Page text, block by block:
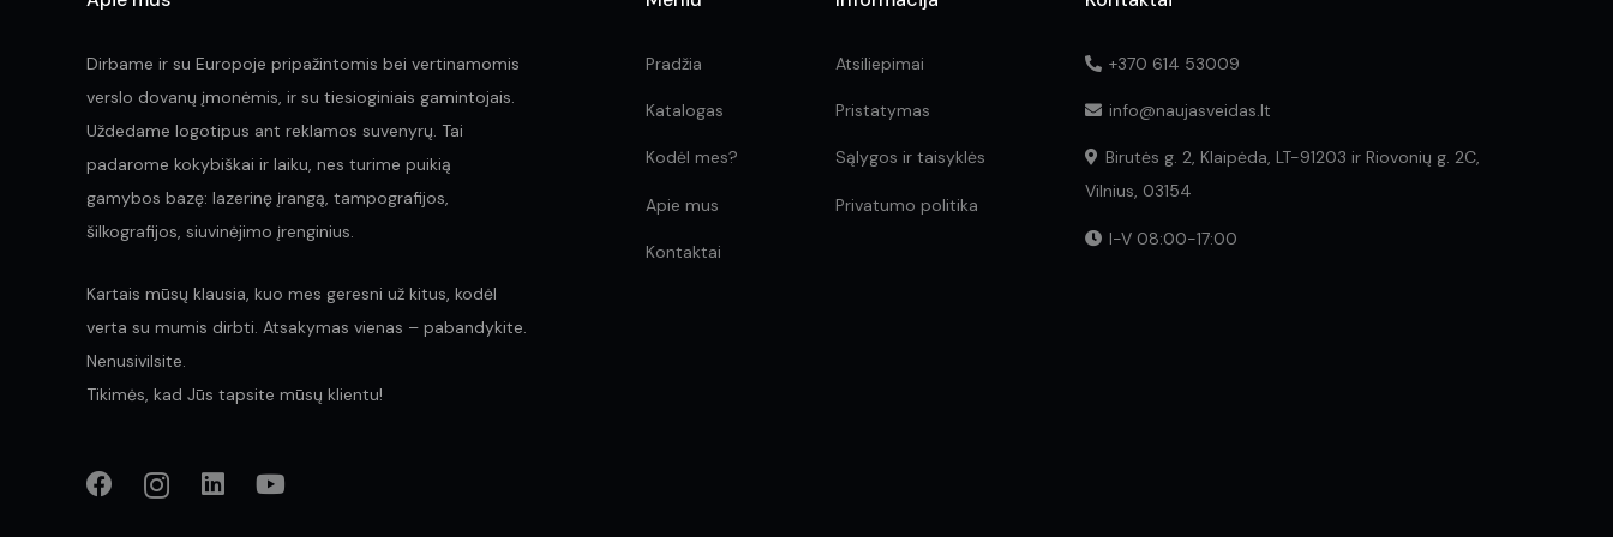
Dirbame ir su Europoje pripažintomis bei vertinamomis
verslo dovanų įmonėmis, ir su tiesioginiais gamintojais.
Uždedame logotipus ant reklamos suvenyrų. Tai
padarome kokybiškai ir laiku, nes turime puikią
gamybos bazę: lazerinę įrangą, tampografijos,
šilkografijos, siuvinėjimo įrenginius.
Kartais mūsų klausia, kuo mes geresni už kitus, kodėl
verta su mumis dirbti. Atsakymas vienas – pabandykite.
Nenusivilsite.
Tikimės, kad Jūs tapsite mūsų klientu!
Pradžia
Katalogas
Kodėl mes?
Apie mus
Kontaktai
Atsiliepimai
Pristatymas
Sąlygos ir taisyklės
Privatumo politika
+370 614 53009
info@naujasveidas.lt
Birutės g. 2, Klaipėda, LT-91203 ir Riovonių g. 2C,
Vilnius, 03154
I-V 08:00-17:00